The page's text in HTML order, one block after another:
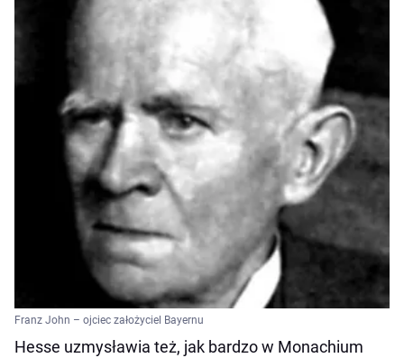
Franz John – ojciec założyciel Bayernu
Hesse uzmysławia też, jak bardzo w Monachium